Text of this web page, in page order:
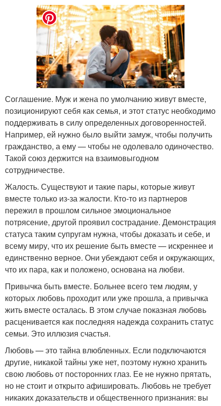
Соглашение. Муж и жена по умолчанию живут вместе,
позиционируют себя как семья, и этот статус необходимо
поддерживать в силу определенных договоренностей.
Например, ей нужно было выйти замуж, чтобы получить
гражданство, а ему — чтобы не одолевало одиночество.
Такой союз держится на взаимовыгодном
сотрудничестве.
Жалость. Существуют и такие пары, которые живут
вместе только из-за жалости. Кто-то из партнеров
пережил в прошлом сильное эмоциональное
потрясение, другой проявил сострадание. Демонстрация
статуса таким супругам нужна, чтобы доказать и себе, и
всему миру, что их решение быть вместе — искреннее и
единственно верное. Они убеждают себя и окружающих,
что их пара, как и положено, основана на любви.
Привычка быть вместе. Больнее всего тем людям, у
которых любовь проходит или уже прошла, а привычка
жить вместе осталась. В этом случае показная любовь
расценивается как последняя надежда сохранить статус
семьи. Это иллюзия счастья.
Любовь — это тайна влюбленных. Если подключаются
другие, никакой тайны уже нет, поэтому нужно хранить
свою любовь от посторонних глаз. Ее не нужно прятать,
но не стоит и открыто афишировать. Любовь не требует
никаких доказательств и общественного признания: вы